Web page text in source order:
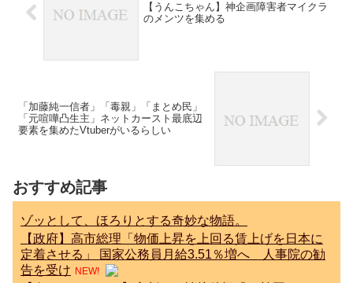
【うんこちゃん】神企画障害者マイクラ
のメンツを集める
「加藤純一信者」「毒親」「まとめ民」
「元喧嘩凸生主」ネットカースト最底辺
要素を集めたVtuberがいるらしい
おすすめ記事
ゾッとして、ほろりとする奇妙な物語。
【政府】高市総理「物価上昇を上回る賃上げを日本に
定着させる」 国家公務員月給3.51％増へ 人事院の勧
告を受け NEW!